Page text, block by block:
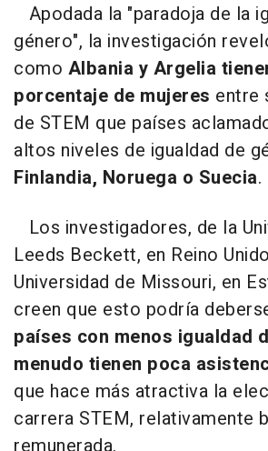
Apodada la "paradoja de la
género", la investigación
como Albania y Argelia
porcentaje de mujeres entre
de STEM que países
altos niveles de igualdad de
Finlandia, Noruega o Suecia.
Los investigadores, de la
Leeds Beckett, en Reino
Universidad de Missouri, en
creen que esto podría
países con menos igualdad
menudo tienen poca
que hace más atractiva la
carrera STEM, relativamente